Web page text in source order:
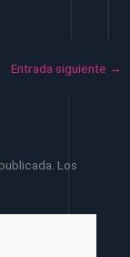
Entrada siguiente →
Los